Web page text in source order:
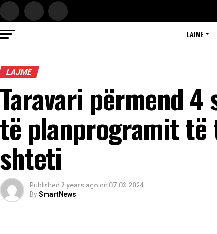
LAJME
LAJME
Taravari përmend
të planprogramit
shteti
Published 2 years ago on 07.03.2024
BySmartNews